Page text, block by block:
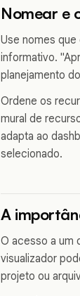
Nomear e
Use nomes
informativo.
planejamento
Ordene os
mural de
adapta ao
selecionado.
A
O acesso a um
visualizador
projeto ou